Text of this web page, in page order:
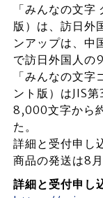
「みんなの文
版）は、訪日外
ンアップは、中
で訪日外国人の
「みんなの文
ント版）はJIS
8,000文字から
た。
詳細と受付申し
商品の発送は8
詳細と受付申し